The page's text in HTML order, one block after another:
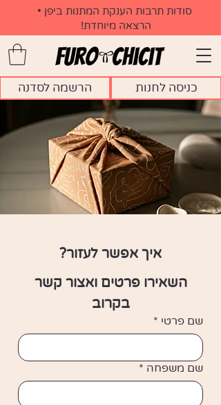
הרשמה לסדנה
​סודות תרבות הענקת המתנות ביפן •
הרצאה מיוחדת!
כניסה לחנות
איך אפשר לעזור?
בקרוב
שם פרטי *
שם משפחה *